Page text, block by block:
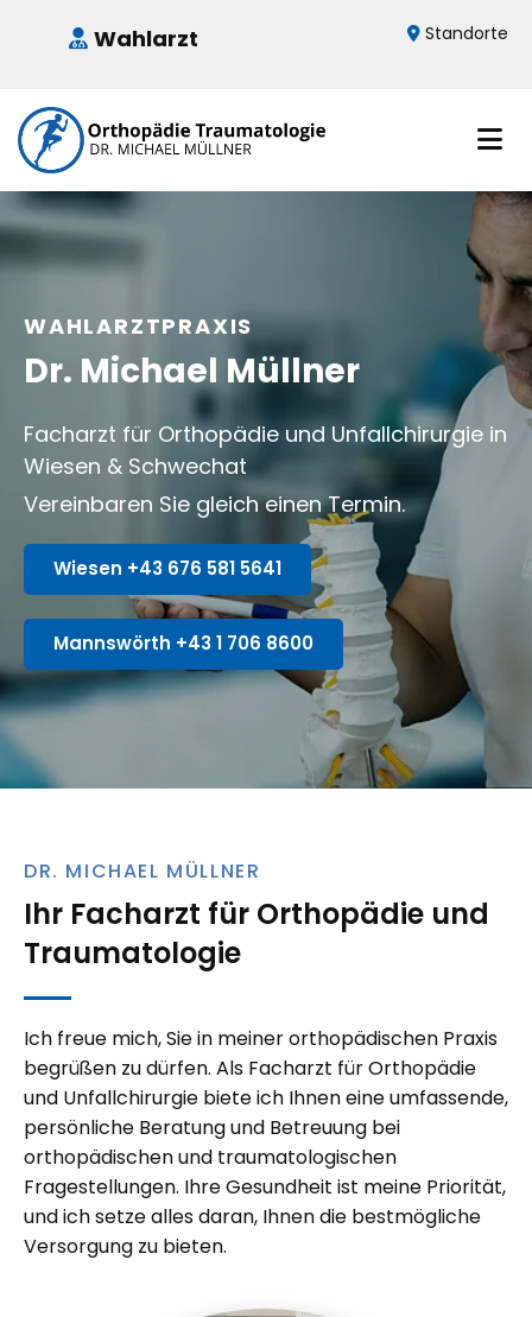
 Wahlarzt  Standorte
WAHLARZTPRAXIS
Dr. Michael Müllner
Facharzt für Orthopädie und Unfallchirurgie in
Wiesen & Schwechat
Vereinbaren Sie gleich einen Termin.
Wiesen +43 676 581 5641
Mannswörth +43 1 706 8600
DR. MICHAEL MÜLLNER
Ihr Facharzt für Orthopädie und
Traumatologie
Ich freue mich, Sie in meiner orthopädischen Praxis
begrüßen zu dürfen. Als Facharzt für Orthopädie
und Unfallchirurgie biete ich Ihnen eine umfassende,
persönliche Beratung und Betreuung bei
orthopädischen und traumatologischen
Fragestellungen. Ihre Gesundheit ist meine Priorität,
und ich setze alles daran, Ihnen die bestmögliche
Versorgung zu bieten.